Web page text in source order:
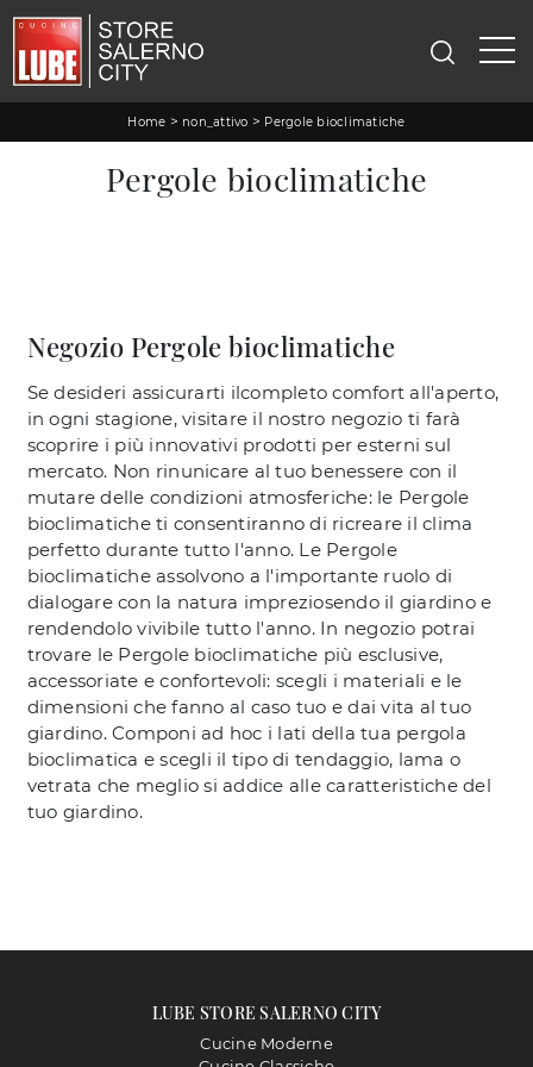
Home > non_attivo > Pergole bioclimatiche
Pergole bioclimatiche
Negozio Pergole bioclimatiche
Se desideri assicurarti ilcompleto comfort all'aperto,
in ogni stagione, visitare il nostro negozio ti farà
scoprire i più innovativi prodotti per esterni sul
mercato. Non rinunicare al tuo benessere con il
mutare delle condizioni atmosferiche: le Pergole
bioclimatiche ti consentiranno di ricreare il clima
perfetto durante tutto l'anno. Le Pergole
bioclimatiche assolvono a l'importante ruolo di
dialogare con la natura impreziosendo il giardino e
rendendolo vivibile tutto l'anno. In negozio potrai
trovare le Pergole bioclimatiche più esclusive,
accessoriate e confortevoli: scegli i materiali e le
dimensioni che fanno al caso tuo e dai vita al tuo
giardino. Componi ad hoc i lati della tua pergola
bioclimatica e scegli il tipo di tendaggio, lama o
vetrata che meglio si addice alle caratteristiche del
tuo giardino.
LUBE STORE SALERNO CITY
Cucine Moderne